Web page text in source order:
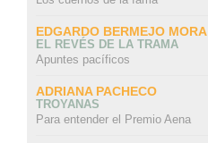
EDGARDO BERMEJO MORA
EL REVÉS DE LA TRAMA
Apuntes pacíficos
ADRIANA PACHECO
TROYANAS
Para entender el Premio Aena